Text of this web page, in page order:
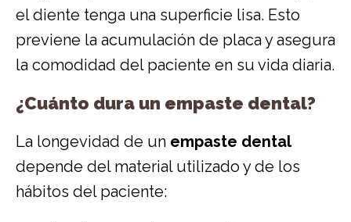
el diente tenga una superficie lisa. Esto
previene la acumulación de placa y asegura
la comodidad del paciente en su vida diaria.
¿Cuánto dura un empaste dental?
La longevidad de un empaste dental
depende del material utilizado y de los
hábitos del paciente: